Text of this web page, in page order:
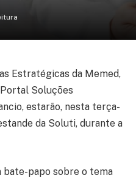
Estratégicas da Memed,
Soluções
estarão, nesta terça-
da Soluti, durante a
bate-papo sobre o tema